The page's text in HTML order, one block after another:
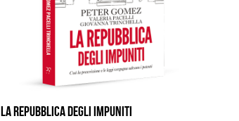
LA REPUBBLICA DEGLI IMPUNITI